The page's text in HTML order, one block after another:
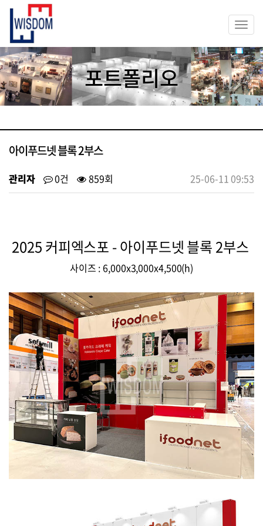
포트폴리오
아이푸드넷 블록 2부스
관리자 0건 859회 25-06-11 09:53
2025 커피엑스포 - 아이푸드넷 블록 2부스
사이즈 : 6,000x3,000x4,500(h)